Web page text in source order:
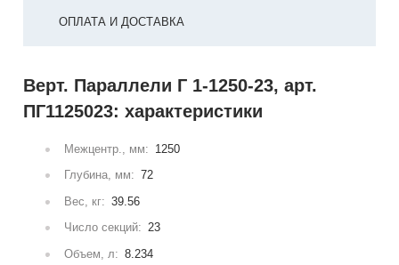
ОПЛАТА И ДОСТАВКА
Верт. Параллели Г 1-1250-23, арт.
ПГ1125023: характеристики
Межцентр., мм: 1250
Глубина, мм: 72
Вес, кг: 39.56
Число секций: 23
Объем, л: 8.234